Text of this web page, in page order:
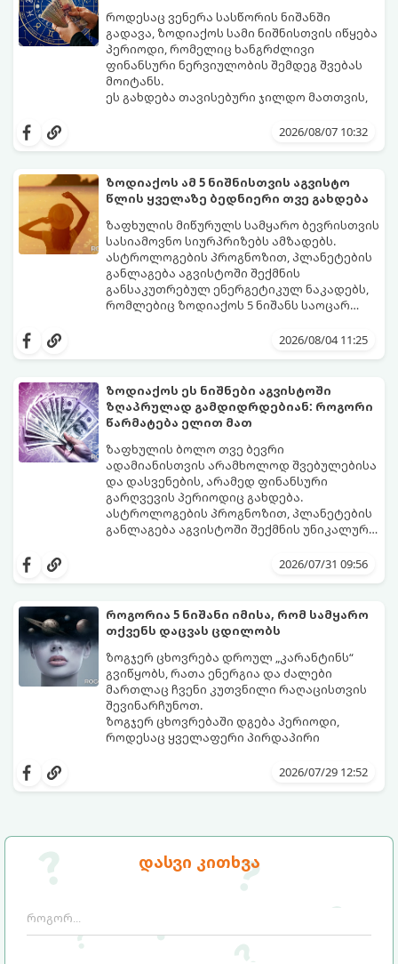
დასვი კითხვა
როდესაც ვენერა სასწორის ნიშანში
გადავა, ზოდიაქოს სამი ნიშნისთვის იწყება
პერიოდი, რომელიც ხანგრძლივი
ფინანსური ნერვიულობის შემდეგ შვებას
მოიტანს.
ეს გახდება თავისებური ჯილდო მათთვის,
იჩენდა და სირთულეების მიუხედავად წინ
სურვილების გადადებასა და ხარჯების
მკაცრ კონტროლს. თუმცა, ახლა სიტუაცია
თანდათან შეიცვლება.
პრობლემები, რომლებიც უსასრულო
გეგონათ, უკან დაიხევს, ამასთან ერთად კი
გაჩნდება მეტი ნდობა მომავლის მიმართ.
რთული პერიოდის შემდეგ ეს ნიშნები
შეძლებენ ამოისუნთქონ და დაინახონ
ახალი შესაძლებლობები.
2026/08/07 10:32
ზოდიაქოს ამ 5 ნიშნისთვის აგვისტო
წლის ყველაზე ბედნიერი თვე გახდება
ზაფხულის მიწურულს სამყარო ბევრისთვის
სასიამოვნო სიურპრიზებს ამზადებს.
ასტროლოგების პროგნოზით, პლანეტების
განლაგება აგვისტოში შექმნის
განსაკუთრებულ ენერგეტიკულ ნაკადებს,
რომლებიც ზოდიაქოს 5 ნიშანს საოცარ
ყველაზე ბედნიერი თვე აღმოჩნდება.
2026/08/04 11:25
ზოდიაქოს ეს ნიშნები აგვისტოში
ზღაპრულად გამდიდრდებიან: როგორი
წარმატება ელით მათ
ზაფხულის ბოლო თვე ბევრი
ადამიანისთვის არამხოლოდ შვებულებისა
და დასვენების, არამედ ფინანსური
გარღვევის პერიოდიც გახდება.
ასტროლოგების პროგნოზით, პლანეტების
განლაგება აგვისტოში შექმნის უნიკალურ
ზოდიაქოს 4 ნიშანს ფინანსური წარმატების
შორის, ვისაც აგვისტოში ფინანსური
2026/07/31 09:56
როგორია 5 ნიშანი იმისა, რომ სამყარო
თქვენს დაცვას ცდილობს
ზოგჯერ ცხოვრება დროულ „კარანტინს“
გვიწყობს, რათა ენერგია და ძალები
მართლაც ჩვენი კუთვნილი რაღაცისთვის
შევინარჩუნოთ.
ზოგჯერ ცხოვრებაში დგება პერიოდი,
როდესაც ყველაფერი პირდაპირი
იშლება მნიშვნელოვანი გარიგებები,
ასეთ მომენტებში ადვილია
ეზოთერიკასა და ფსიქოლოგიაში ეს
ფენომენი ხშირად სხვანაირად
რეალური, მაგრამ ჯერ კიდევ უხილავი
მომხდარი მარცხი სასჯელი კი არა,
სამყაროს მცდელობაა:
2026/07/29 12:52